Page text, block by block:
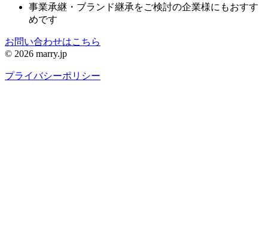
事業承継・ブランド継承をご検討の企業様にもおすす
めです
お問い合わせはこちら
© 2026 marry.jp
プライバシーポリシー